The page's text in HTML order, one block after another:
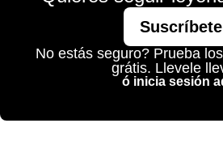
Suscríbete
No estás seguro? Prueba
grátis. Llevele
ó inicia sesión